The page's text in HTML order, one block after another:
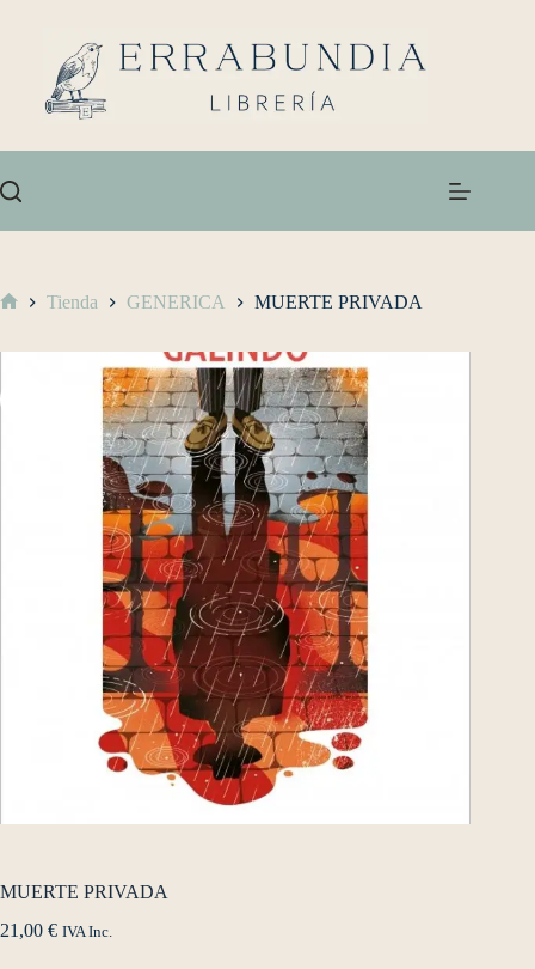
Tienda GENERICA MUERTE PRIVADA
MUERTE PRIVADA
21,00 € IVA Inc.